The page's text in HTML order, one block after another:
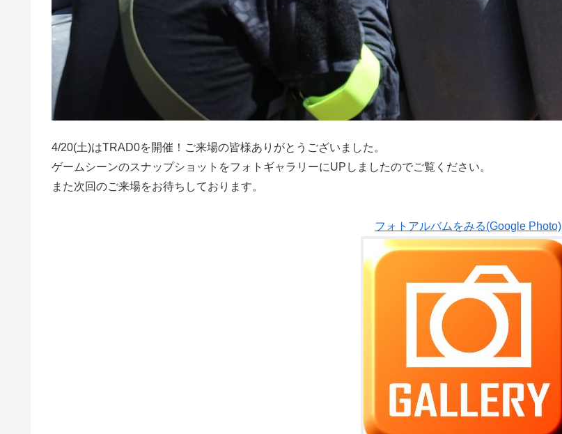
4/20(土)はTRAD0を開催！ご来場の皆様ありがとうございました。
ゲームシーンのスナップショットをフォトギャラリーにUPしましたのでご覧ください。
また次回のご来場をお待ちしております。
フォトアルバムをみる(Google Photo)